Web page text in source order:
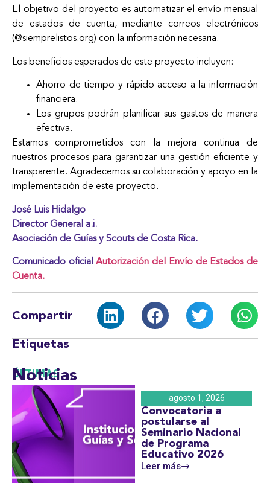
El objetivo del proyecto es automatizar el envío mensual
de estados de cuenta, mediante correos electrónicos
(@siemprelistos.org) con la información necesaria.
Los beneficios esperados de este proyecto incluyen:
Ahorro de tiempo y rápido acceso a la información
financiera.
Los grupos podrán planificar sus gastos de manera
efectiva.
Estamos comprometidos con la mejora continua de
nuestros procesos para garantizar una gestión eficiente y
transparente. Agradecemos su colaboración y apoyo en la
implementación de este proyecto.
José Luis Hidalgo
Director General a.i.
Asociación de Guías y Scouts de Costa Rica.
Comunicado oficialAutorización del Envío de Estados de
Cuenta.
Compartir
Etiquetas
ÚLTIMAS
Noticias
agosto 1, 2026
Convocatoria a
postularse al
Seminario Nacional
de Programa
Educativo 2026
Leer más